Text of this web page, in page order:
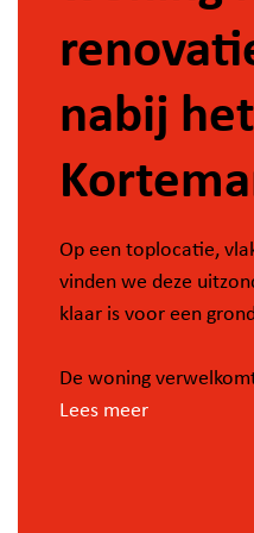
nabij
Op een toplocatie,
vinden we deze
klaar is voor een
De woning
gastentoilet, die
Lees meer